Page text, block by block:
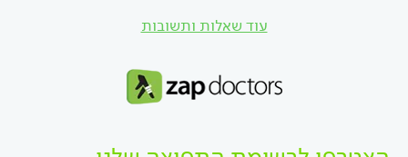
עוד שאלות ותשובות